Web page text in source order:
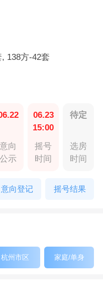
138方-42套
意向
公示
06.23
15:00
摇号
时间
待定
选房
时间
意向登记 摇号结果
杭州市区 家庭/单身